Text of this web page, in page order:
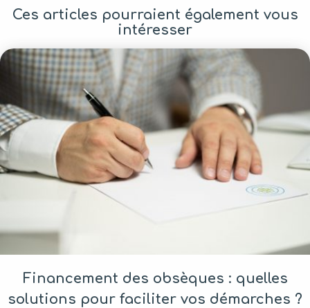
Ces articles pourraient également vous
intéresser
Financement des obsèques : quelles
solutions pour faciliter vos démarches ?